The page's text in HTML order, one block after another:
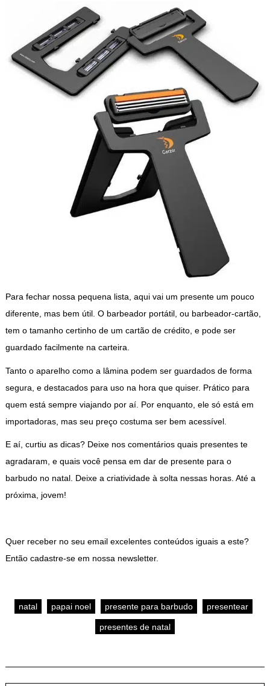
Para fechar nossa pequena lista, aqui vai um presente um pouco
diferente, mas bem útil. O barbeador portátil, ou barbeador-cartão,
tem o tamanho certinho de um cartão de crédito, e pode ser
guardado facilmente na carteira.
Tanto o aparelho como a lâmina podem ser guardados de forma
segura, e destacados para uso na hora que quiser. Prático para
quem está sempre viajando por aí. Por enquanto, ele só está em
importadoras, mas seu preço costuma ser bem acessível.
E aí, curtiu as dicas? Deixe nos comentários quais presentes te
agradaram, e quais você pensa em dar de presente para o
barbudo no natal. Deixe a criatividade à solta nessas horas. Até a
próxima, jovem!
Quer receber no seu email excelentes conteúdos iguais a este?
Então cadastre-se em nossa newsletter.
natal papai noel presente para barbudo presentear
presentes de natal